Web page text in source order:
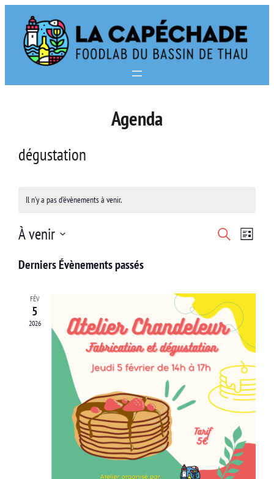
contenu
Agenda
dégustation
Il n’y a pas d’évènements à venir.
de
vues
Recherche
Liste
À venir
une
Derniers Évènements passés
FÉV
5
2026